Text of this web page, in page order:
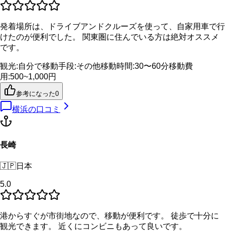
発着場所は、ドライブアンドクルーズを使って、自家用車で行
けたのが便利でした。 関東圏に住んでいる方は絶対オススメ
です。
観光:自分で移動手段:その他移動時間:30〜60分移動費
用 :500~1,000円
参考になった0
横浜の口コミ
長崎
🇯🇵日本
5.0
港からすぐが市街地なので、移動が便利です。 徒歩で十分に
観光できます。 近くにコンビニもあって良いです。